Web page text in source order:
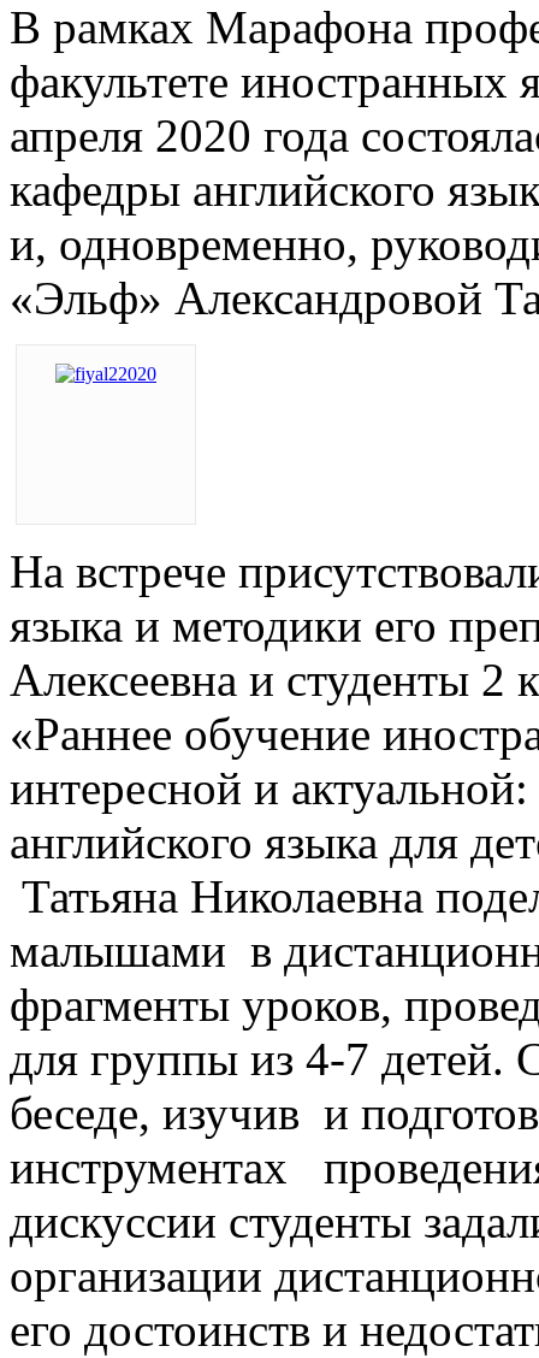
В рамках Марафона
факультете иностранных
апреля 2020 года
кафедры английского
и, одновременно,
«Эльф» Александровой
На встрече
языка и методики его
Алексеевна и студенты
«Раннее обучение
интересной и
английского языка для
Татьяна Николаевна
малышами в
фрагменты уроков,
для группы из 4-7 детей.
беседе, изучив и
инструментах
дискуссии студенты
организации
его достоинств и